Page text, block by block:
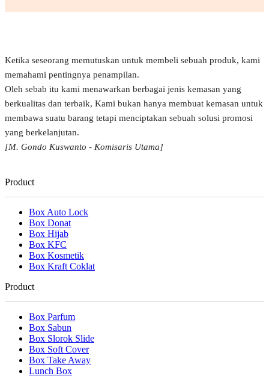
Ketika seseorang memutuskan untuk membeli sebuah produk, kami
memahami pentingnya penampilan.
Oleh sebab itu kami menawarkan berbagai jenis kemasan yang
berkualitas dan terbaik, Kami bukan hanya membuat kemasan untuk
membawa suatu barang tetapi menciptakan sebuah solusi promosi
yang berkelanjutan.
[M. Gondo Kuswanto - Komisaris Utama]
Product
Box Auto Lock
Box Donat
Box Hijab
Box KFC
Box Kosmetik
Box Kraft Coklat
Product
Box Parfum
Box Sabun
Box Slorok Slide
Box Soft Cover
Box Take Away
Lunch Box